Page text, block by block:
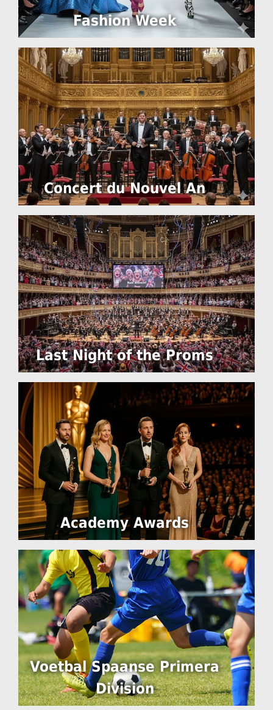
Fashion Week
Concert du Nouvel An
Last Night of the Proms
Academy Awards
Voetbal Spaanse Primera
Division